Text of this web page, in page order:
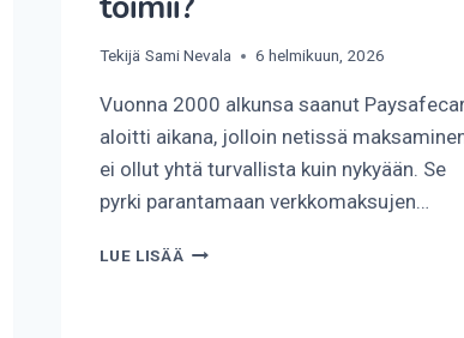
Tekijä Sami Nevala 6 helmikuun, 2026
Vuonna 2000 alkunsa saanut
aloitti aikana, jolloin netissä
ei ollut yhtä turvallista kuin nykyään. Se
pyrki parantamaan verkkomaksujen…
LUE LISÄÄ KUINKA